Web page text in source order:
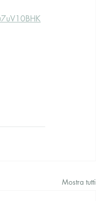
Mostra tutti